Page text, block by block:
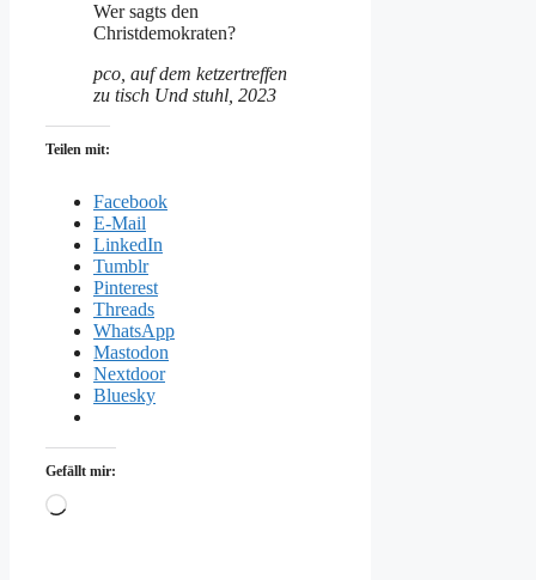
Wer sagts den
Christdemokraten?
pco, auf dem ketzertreffen
zu tisch Und stuhl, 2023
Teilen mit:
Facebook
E-Mail
LinkedIn
Tumblr
Pinterest
Threads
WhatsApp
Mastodon
Nextdoor
Bluesky
Gefällt mir:
Wird